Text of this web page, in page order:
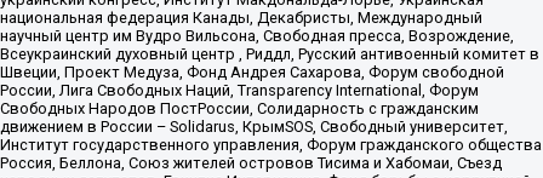
национальная федерация Канады, Декабристы, Международный
научный центр им Вудро Вильсона, Свободная пресса, Возрождение,
Всеукраинский духовный центр , Риддл, Русский антивоенный комитет в
Швеции, Проект Медуза, Фонд Андрея Сахарова, Форум свободной
России, Лига Свободных Наций, Transparеncy International, Форум
Свободных Народов ПостРоссии, Солидарность с гражданским
движением в России – Solidarus, КрымSOS, Свободный университет,
Институт государственного управления, Форум гражданского общества
Россия, Беллона, Союз жителей островов Тисима и Хабомаи, Съезд